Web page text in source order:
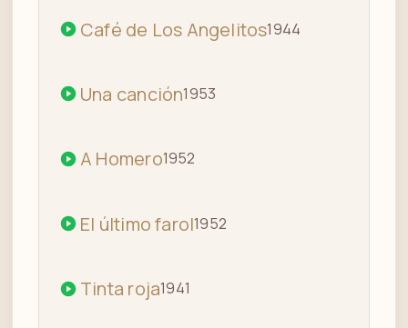
Café de Los Angelitos1944
Una canción1953
A Homero1952
El último farol1952
Tinta roja1941